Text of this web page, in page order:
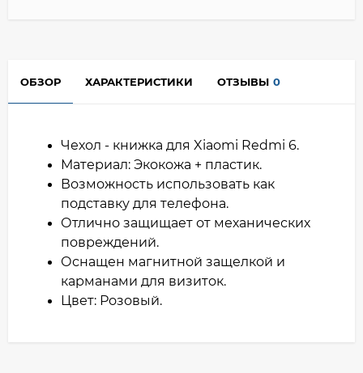
ОБЗОР ХАРАКТЕРИСТИКИ ОТЗЫВЫ 0
Чехол - книжка для Xiaomi Redmi 6.
Материал: Экокожа + пластик.
Возможность использовать как
подставку для телефона.
Отлично защищает от механических
повреждений.
Оснащен магнитной защелкой и
карманами для визиток.
Цвет: Розовый.